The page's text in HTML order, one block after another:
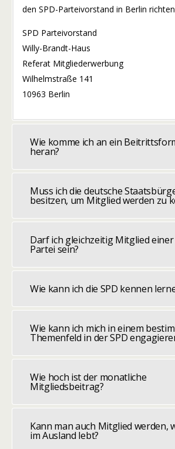
den SPD-Parteivorstand in Berlin
SPD Parteivorstand
Willy-Brandt-Haus
Referat Mitgliederwerbung
Wilhelmstraße 141
10963 Berlin
Wie komme ich an ein
heran?
Muss ich die deutsche
besitzen, um Mitglied werden zu
Darf ich gleichzeitig Mitglied
Partei sein?
Wie kann ich die SPD kennen
Wie kann ich mich in einem
Themenfeld in der SPD
Wie hoch ist der monatliche
Mitgliedsbeitrag?
Kann man auch Mitglied werden,
im Ausland lebt?